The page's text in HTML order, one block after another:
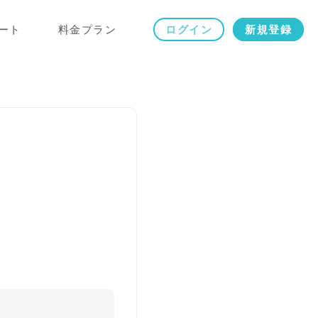
ト 料金プラン ログイン 新規登録